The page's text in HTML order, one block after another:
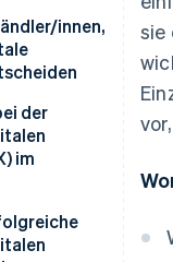
innen,
der
im
und
sie